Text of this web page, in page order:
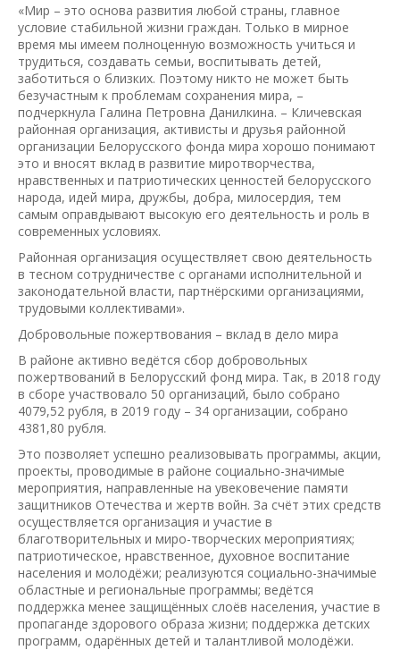
«Мир – это основа развития любой страны, главное
условие стабильной жизни граждан. Только в мирное
время мы имеем полноценную возможность учиться и
трудиться, создавать семьи, воспитывать детей,
заботиться о близких. Поэтому никто не может быть
безучастным к проблемам сохранения мира, –
подчеркнула Галина Петровна Данилкина. – Кличевская
районная организация, активисты и друзья районной
организации Белорусского фонда мира хорошо понимают
это и вносят вклад в развитие миротворчества,
нравственных и патриотических ценностей белорусского
народа, идей мира, дружбы, добра, милосердия, тем
самым оправдывают высокую его деятельность и роль в
современных условиях.
Районная организация осуществляет свою деятельность
в тесном сотрудничестве с органами исполнительной и
законодательной власти, партнёрскими организациями,
трудовыми коллективами».
Добровольные пожертвования – вклад в дело мира
В районе активно ведётся сбор добровольных
пожертвований в Белорусский фонд мира. Так, в 2018 году
в сборе участвовало 50 организаций, было собрано
4079,52 рубля, в 2019 году – 34 организации, собрано
4381,80 рубля.
Это позволяет успешно реализовывать программы, акции,
проекты, проводимые в районе социально-значимые
мероприятия, направленные на увековечение памяти
защитников Отечества и жертв войн. За счёт этих средств
осуществляется организация и участие в
благотворительных и миро-творческих мероприятиях;
патриотическое, нравственное, духовное воспитание
населения и молодёжи; реализуются социально-значимые
областные и региональные программы; ведётся
поддержка менее защищённых слоёв населения, участие в
пропаганде здорового образа жизни; поддержка детских
программ, одарённых детей и талантливой молодёжи.